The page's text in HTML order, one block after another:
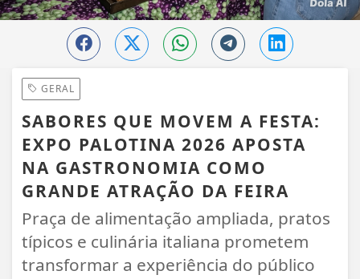
GERAL
SABORES QUE MOVEM A FESTA:
EXPO PALOTINA 2026 APOSTA
NA GASTRONOMIA COMO
GRANDE ATRAÇÃO DA FEIRA
Praça de alimentação ampliada, pratos
típicos e culinária italiana prometem
transformar a experiência do público